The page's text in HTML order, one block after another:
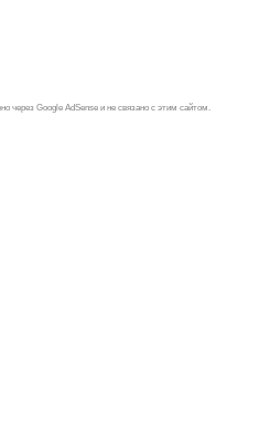
через Google AdSense и не связано с этим сайтом.